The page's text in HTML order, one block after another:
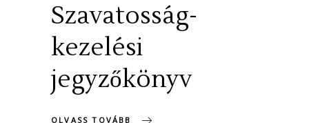
Szavatosság-
kezelési
jegyzőkönyv
OLVASS TOVÁBB